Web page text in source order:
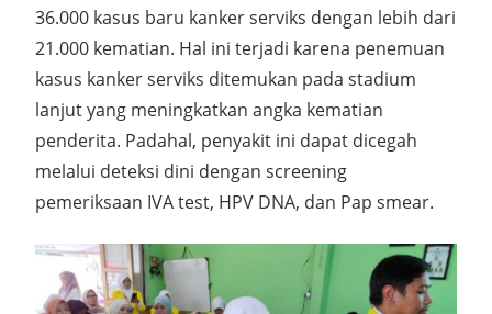
36.000 kasus baru kanker serviks dengan lebih dari
21.000 kematian. Hal ini terjadi karena penemuan
kasus kanker serviks ditemukan pada stadium
lanjut yang meningkatkan angka kematian
penderita. Padahal, penyakit ini dapat dicegah
melalui deteksi dini dengan screening
pemeriksaan IVA test, HPV DNA, dan Pap smear.